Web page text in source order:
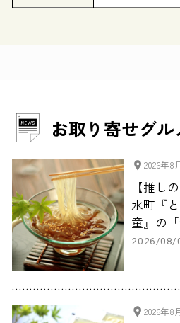
お取り寄せグル
2026年
【推し
水町『
童』の
3種類の
シェオ
2026/08/
2026年